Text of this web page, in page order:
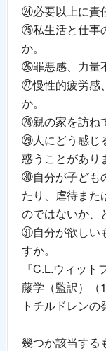
㉔必要以上に責
㉕私生活と仕事
か。
㉖罪悪感、力量
㉗慢性的疲労感
か。
㉘親の家を訪ね
㉙人にどう感じ
惑うことがあり
㉚自分が子ども
たり、虐待また
のではないか、
㉛自分が欲しい
すか。
『C.L.ウィッ
藤学（監訳）（
トチルドレン
幾つか該当する